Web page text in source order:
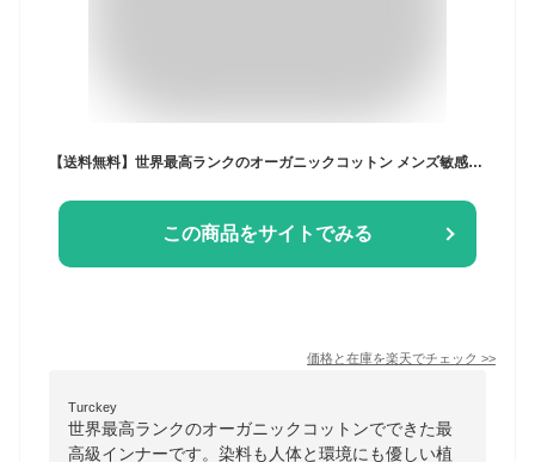
【送料無料】世界最高ランクのオーガニックコットン メンズ敏感肌対応 丸首長袖シャツ 縫い代なし M/L/XL 草花染 ブラック 綿 綿100％ コットン 紳士 肌に優しい 肌着 カットソー インナー Tシャツ アトピー 縫い目 黒 LL 日本製 アルティメイトピマ スーピマ
この商品をサイトでみる
価格と在庫を楽天でチェック >>
Turckey
世界最高ランクのオーガニックコットンでできた最
高級インナーです。染料も人体と環境にも優しい植